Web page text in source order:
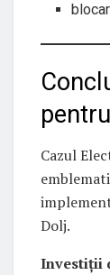
Cazul
Dolj.
Investiții